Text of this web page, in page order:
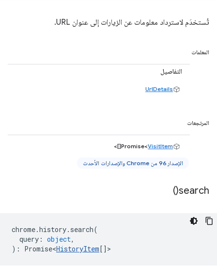
تُستخدَم لاسترداد معلومات عن الزيارات إلى عنوان URL.
المعلمات
التفاصيل
UrlDetails
المرتجعات
Promise<VisitItem
[]>
الإصدار 96 من Chrome والإصدارات الأحدث
search(
)
chrome.history. search(
query : object,
) : Promise<HistoryItem[] >